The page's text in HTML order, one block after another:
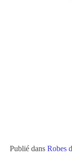
Publié dans Robes